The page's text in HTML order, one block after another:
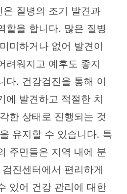
질병의 조기 발견과
할을 합니다. 많은 질병
미하거나 없어 발견이
려워지고 예후도 좋지
다. 건강검진을 통해 이
에 발견하고 적절한 치
한 상태로 진행되는 것
유지할 수 있습니다. 특
주민들은 지역 내에 분
진센터에서 편리하게
있어 건강 관리에 대한